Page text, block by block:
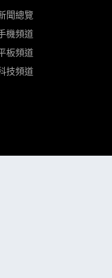
聞總覽
機頻道
板頻道
技頻道